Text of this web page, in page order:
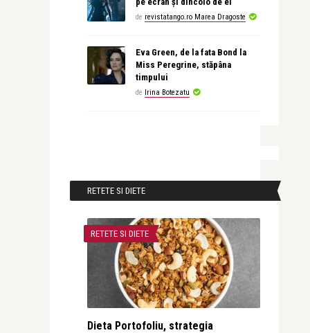
de revistatango.ro Marea Dragoste
Eva Green, de la fata Bond la
Miss Peregrine, stăpâna
timpului
de Irina Botezatu
RETETE SI DIETE
RETETE SI DIETE
Dieta Portofoliu, strategia